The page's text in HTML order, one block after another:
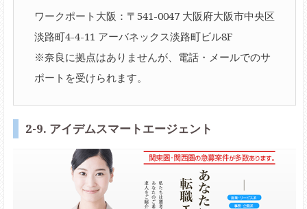
ワークポート大阪：〒541-0047 大阪府大阪市中央区
淡路町4-4-11 アーバネックス淡路町ビル8F
※奈良に拠点はありませんが、電話・メールでのサ
ポートを受けられます。
2-9. アイデムスマートエージェント